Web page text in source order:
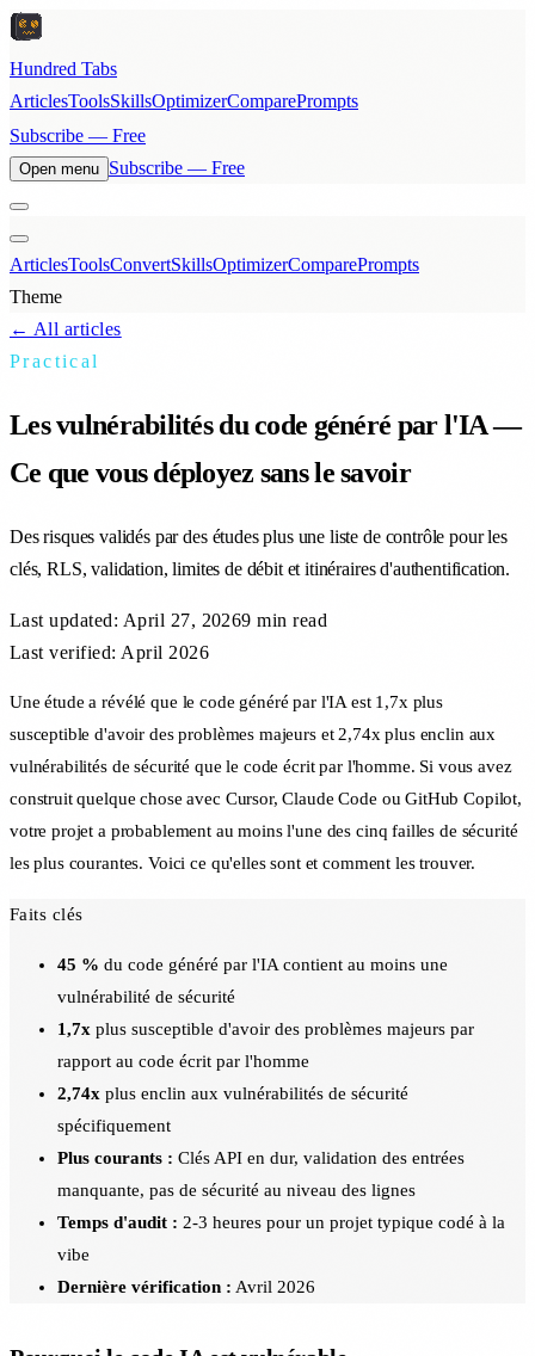
Hundred Tabs
ArticlesToolsSkillsOptimizerComparePrompts
Subscribe — Free
Open menu Subscribe — Free
ArticlesToolsConvertSkillsOptimizerComparePrompts
Theme
← All articles
Practical
Les vulnérabilités du code généré par l'IA —
Ce que vous déployez sans le savoir
Des risques validés par des études plus une liste de contrôle pour les
clés, RLS, validation, limites de débit et itinéraires d'authentification.
Last updated: April 27, 20269 min read
Last verified: April 2026
Une étude a révélé que le code généré par l'IA est 1,7x plus
susceptible d'avoir des problèmes majeurs et 2,74x plus enclin aux
vulnérabilités de sécurité que le code écrit par l'homme. Si vous avez
construit quelque chose avec Cursor, Claude Code ou GitHub Copilot,
votre projet a probablement au moins l'une des cinq failles de sécurité
les plus courantes. Voici ce qu'elles sont et comment les trouver.
Faits clés
45 % du code généré par l'IA contient au moins une
vulnérabilité de sécurité
1,7x plus susceptible d'avoir des problèmes majeurs par
rapport au code écrit par l'homme
2,74x plus enclin aux vulnérabilités de sécurité
spécifiquement
Plus courants : Clés API en dur, validation des entrées
manquante, pas de sécurité au niveau des lignes
Temps d'audit : 2-3 heures pour un projet typique codé à la
vibe
Dernière vérification : Avril 2026